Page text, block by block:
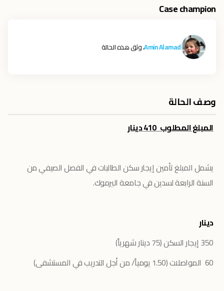
Case champion
Amin Alamad، وثق هذه الحالة
وصف الحالة
المبلغ المطلوب 410 دينار
يشمل المبلغ تأمين إيجار سكن الطالبات في الفصل الصيفي من
السنة الرابعة لسدين في جامعة اليرموك.
دينار
350 إيجار السكن (75 دينار شهرياً)
60 المواصلات (1.50 يومياً/ من أجل التدريب في المستشفى)